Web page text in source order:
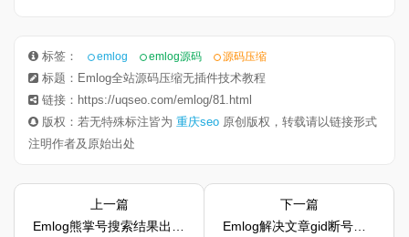
标签： emlog emlog源码 源码压缩
标题：Emlog全站源码压缩无插件技术教程
链接：https://uqseo.com/emlog/81.html
版权：若无特殊标注皆为 重庆seo 原创版权，转载请以链接形式
注明作者及原始出处
上一篇
Emlog熊掌号搜索结果出图改造代码教程
下一篇
Emlog解决文章gid断号并自动插入断号ID的方法